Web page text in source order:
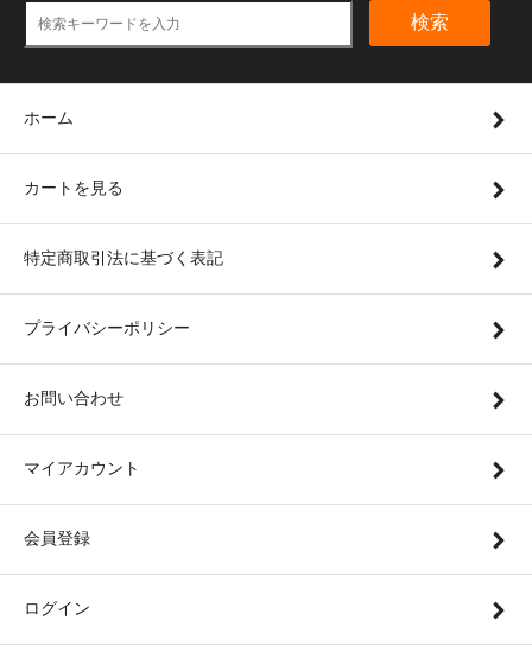
検索
ホーム
カートを見る
特定商取引法に基づく表記
プライバシーポリシー
お問い合わせ
マイアカウント
会員登録
ログイン